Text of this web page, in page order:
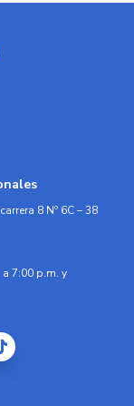
8 Nº 6C – 38
7:00 p.m. y